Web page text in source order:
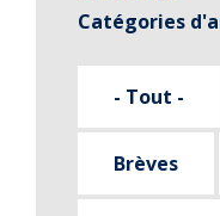
Catégories
- Tout -
Brèves